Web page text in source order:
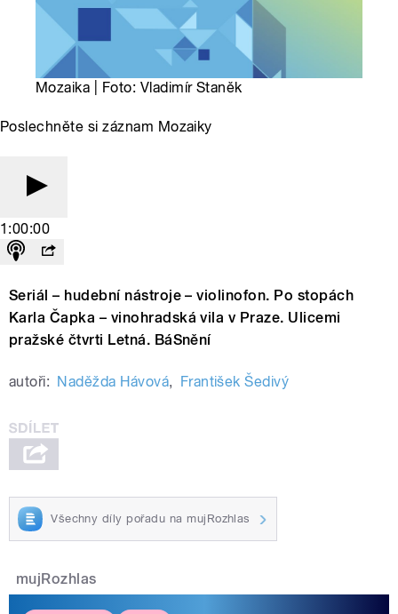
Mozaika | Foto: Vladimír Staněk
Poslechněte si záznam Mozaiky
1:00:00
Seriál – hudební nástroje – violinofon. Po stopách
Karla Čapka – vinohradská vila v Praze. Ulicemi
pražské čtvrti Letná. BáSnění
autoři: Naděžda Hávová, František Šedivý
Všechny díly pořadu na mujRozhlas
mujRozhlas